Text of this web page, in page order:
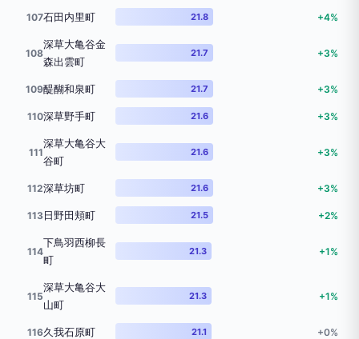
107石田内里町 21.8 +4%
108
深草大亀谷金
森出雲町
21.7 +3%
109醍醐和泉町 21.7 +3%
110深草野手町 21.6 +3%
111
深草大亀谷大
谷町
21.6 +3%
112深草坊町 21.6 +3%
113日野田頬町 21.5 +2%
114
下鳥羽西柳長
町
21.3 +1%
115
深草大亀谷大
山町
21.3 +1%
116久我石原町 21.1 +0%